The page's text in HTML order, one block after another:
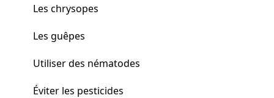
Les chrysopes
Les guêpes
Utiliser des nématodes
Éviter les pesticides